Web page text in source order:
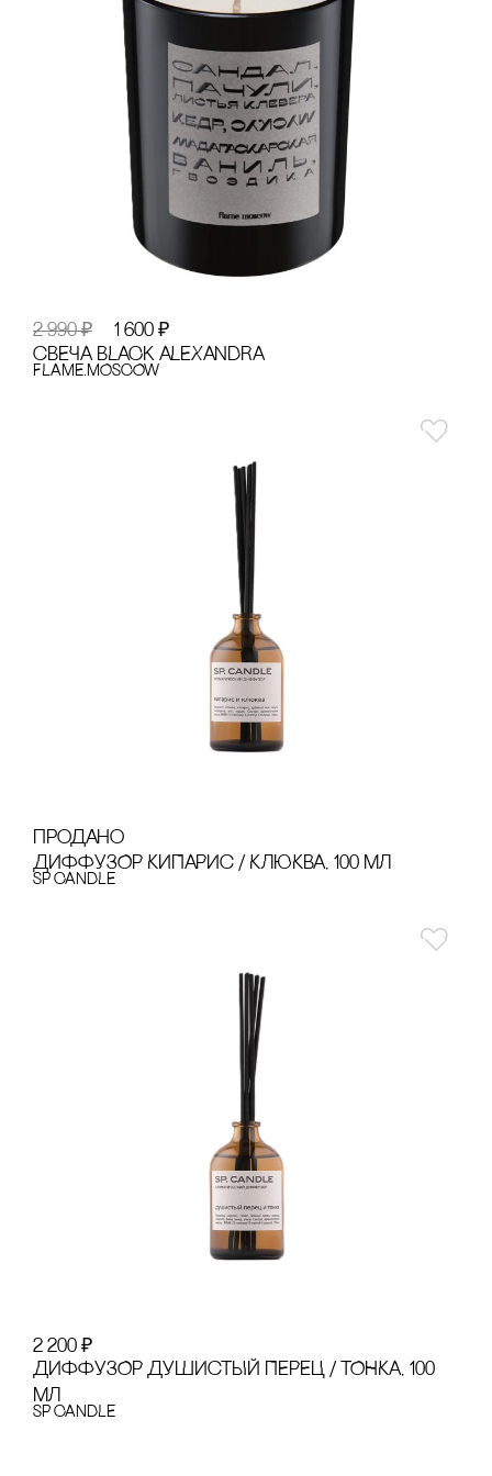
2 990₽ 1 600 ₽
сВЕЧА BLACK ALEXANDRA
FLAME.MOSCOW
продано
ДИФФУЗОР КИПАРИс / КЛЮКВА, 100 МЛ
SP CANDLE
2 200 ₽
ДИФФУЗОР ДУШИсТЫЙ ПЕРЕЦ / ТОНКА, 100
МЛ
SP CANDLE